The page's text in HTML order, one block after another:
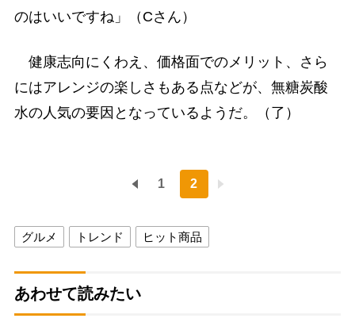
のはいいですね」（Cさん）
健康志向にくわえ、価格面でのメリット、さら
にはアレンジの楽しさもある点などが、無糖炭酸
水の人気の要因となっているようだ。（了）
1 2
グルメ トレンド ヒット商品
あわせて読みたい